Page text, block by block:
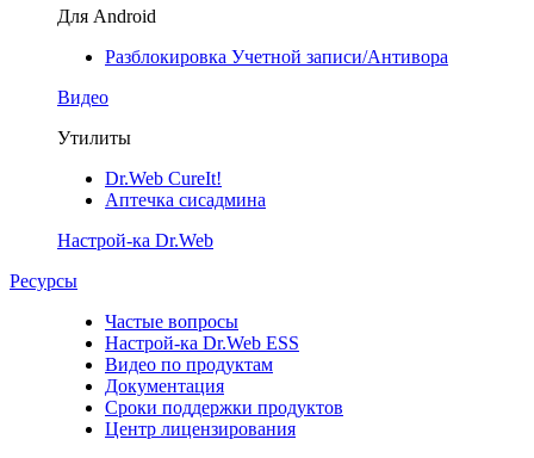
Для Android
Разблокировка Учетной записи/Антивора
Видео
Утилиты
Dr.Web CureIt!
Аптечка сисадмина
Настрой-ка Dr.Web
Ресурсы
Частые вопросы
Настрой-ка Dr.Web ESS
Видео по продуктам
Документация
Сроки поддержки продуктов
Центр лицензирования